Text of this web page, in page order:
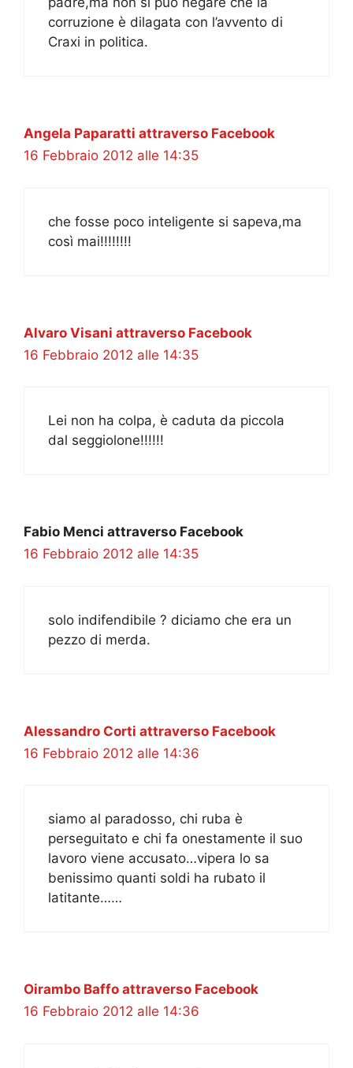
corruzione è dilagata con l’avvento di
Craxi in politica.
Angela Paparatti attraverso Facebook
16 Febbraio 2012 alle 14:35
che fosse poco inteligente si sapeva,ma
così mai!!!!!!!!
Alvaro Visani attraverso Facebook
16 Febbraio 2012 alle 14:35
Lei non ha colpa, è caduta da piccola
dal seggiolone!!!!!!
Fabio Menci attraverso Facebook
16 Febbraio 2012 alle 14:35
solo indifendibile ? diciamo che era un
pezzo di merda.
Alessandro Corti attraverso Facebook
16 Febbraio 2012 alle 14:36
siamo al paradosso, chi ruba è
perseguitato e chi fa onestamente il suo
lavoro viene accusato…vipera lo sa
benissimo quanti soldi ha rubato il
latitante……
Oirambo Baffo attraverso Facebook
16 Febbraio 2012 alle 14:36